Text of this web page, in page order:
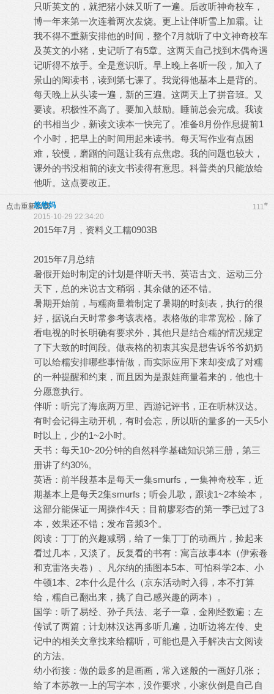
只听英文的，就把猪小妹又听了一遍。后改听神奇校车，
博一年来第一次连着两次发烧。更上让伴听雪上加霜。让
我不得不重新安排他的时间，整个7月就听了中文神奇校车
及英文的小猪，史记听了有5章。这两天自己找到木偶奇遇
记听得不放手。全是意识听。早上晚上各听一段，加入了
景山的阅读书，读到第七课了。我觉得他基本上是背的。
每天晚上从头读一遍，新的三遍。这两天上了拼音班。又
要读。积极性不高了。要加入鼓励。睡前总会完成。我读
的书相当少，新读文读本一快完了。准备8月份作息提前1
个小时，把早上的时间用起来读书。每天写作业有点困
难，较慢，磨蹭的问题让我有点焦虑。我的问题也较大，
课外的书没相前的读文书读得有意思。科普类的只能放给
他听。这点要改正。
点击重新加载 111#
悠悠妈
2015-10-29 22:34:20
2015年7月，资料义工糯0903B
2015年7月总结
暑假开始时制定的计划是伴听天书、英语古文、运动三分
天下，总的来说古文稍弱，其余做的还不错。
暑期开始前，与糯商量着制定了暑期的时刻表，执行的很
好，据说白天时常参考该表格。表格做的非常宽松，除了
看电视的时长明确有要求外，其他只是结合糯的情况规定
了下大致的时间段。做表格的初衷其实是想告诉爷爷奶奶
可以给糯安排哪些事情做，而实际应用下来却变成了对糯
的一种提醒和约束，而且因为是跟娃商量着来的，他也十
分愿意执行。
伴听：听完了海底两万里、西游记评书，正在听林汉达。
有时会记得主动开机，有时会忘，所以听的量多的一天5小
时以上，少的1~2小时。
天书：每天10~20分钟的自然科学基础知识第三册，第三
册讲了约30%。
英语：前半段基本是每天一集smurfs，一集神奇校车，近
期基本上是每天2集smurfs；听会儿歌，跟读1~2本绘本，
这部分能保证一周操作4天；目前廖彩杏的第一季已过了3
本，效果还不错；发布音频3个。
阅读：丁丁的兴趣减弱，给了一集丁丁的动画片，捡起来
看过几本，又淡了。反复看的书有：寓言故事4本（伊索卷
和克雷洛夫卷）、凡尔纳的插图本5本、可怕科学2本、小
牛顿1本、2本什么是什么（京东活动时入得，本不打算
给，糯自己翻出来，挑了自己感兴趣的两本）。
国学：听了易经、孙子兵法、老子一章，金刚经数遍；左
传试了两篇；计划林汉达再多听几遍，边听边将左传、史
记中的相关文章找来给糯听，可能也是入手解决古文阅读
的方法。
幼小衔接：做的最多的是画画，常入迷般的一画好几张；
给了本苏教一上的写字本，没作要求，小家伙倒是自己自